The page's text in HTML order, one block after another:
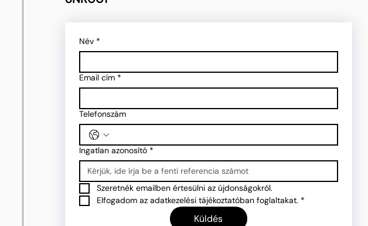
Név *
Email cím *
Telefonszám
Ingatlan azonosító *
Szeretnék emailben értesülni az újdonságokról.
Elfogadom az adatkezelési tájékoztatóban foglaltakat. *
Küldés